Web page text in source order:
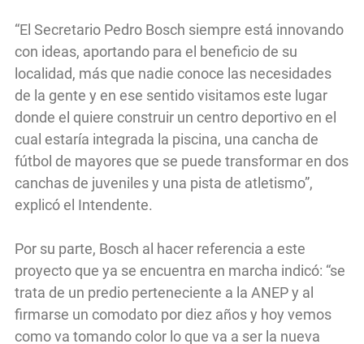
“El Secretario Pedro Bosch siempre está innovando
con ideas, aportando para el beneficio de su
localidad, más que nadie conoce las necesidades
de la gente y en ese sentido visitamos este lugar
donde el quiere construir un centro deportivo en el
cual estaría integrada la piscina, una cancha de
fútbol de mayores que se puede transformar en dos
canchas de juveniles y una pista de atletismo”,
explicó el Intendente.
Por su parte, Bosch al hacer referencia a este
proyecto que ya se encuentra en marcha indicó: “se
trata de un predio perteneciente a la ANEP y al
firmarse un comodato por diez años y hoy vemos
como va tomando color lo que va a ser la nueva